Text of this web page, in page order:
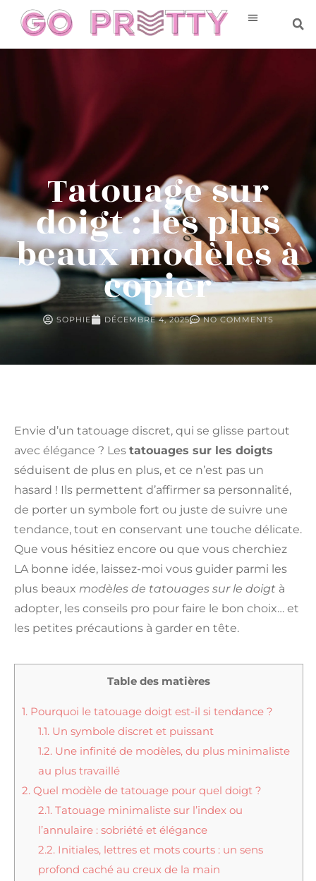
Tatouage sur
doigt : les plus
beaux modèles à
copier
SOPHIE DÉCEMBRE 4, 2025 NO COMMENTS
Envie d’un tatouage discret, qui se glisse partout
avec élégance ? Les tatouages sur les doigts
séduisent de plus en plus, et ce n’est pas un
hasard ! Ils permettent d’affirmer sa personnalité,
de porter un symbole fort ou juste de suivre une
tendance, tout en conservant une touche délicate.
Que vous hésitiez encore ou que vous cherchiez
LA bonne idée, laissez-moi vous guider parmi les
plus beaux modèles de tatouages sur le doigt à
adopter, les conseils pro pour faire le bon choix… et
les petites précautions à garder en tête.
Table des matières
1. Pourquoi le tatouage doigt est-il si tendance ?
1.1. Un symbole discret et puissant
1.2. Une infinité de modèles, du plus minimaliste
au plus travaillé
2. Quel modèle de tatouage pour quel doigt ?
2.1. Tatouage minimaliste sur l’index ou
l’annulaire : sobriété et élégance
2.2. Initiales, lettres et mots courts : un sens
profond caché au creux de la main